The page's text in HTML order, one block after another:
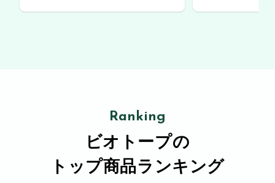
Ranking
ビオトープの
トップ商品ランキング